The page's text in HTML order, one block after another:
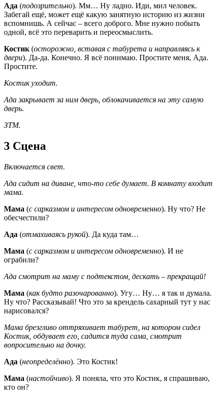
Ада (подозрительно). Мм… Ну ладно. Иди, мил человек.
Забегай ещё, может ещё какую занятную историю из жизни
вспомнишь. А сейчас – всего доброго. Мне нужно побыть
одной, всё это переварить и переосмыслить.
Костик (осторожно, вставая с табурета и направляясь к
двери). Да-да. Конечно. Я всё понимаю. Простите меня, Ада.
Простите.
Костик уходит.
Ада закрывает за ним дверь, облокачивается на эту самую
дверь.
ЗТМ.
3 Сцена
Включается свет.
Ада сидит на диване, что-то себе думает. В комнату входит
мама.
Мама (с сарказмом и интересом одновременно). Ну что? Не
обесчестили?
Ада (отмахиваясь рукой). Да куда там…
Мама (с сарказмом и интересом одновременно). И не
ограбили?
Ада смотрит на маму с подтекстом, дескать – прекращай!
Мама (как будто разочарованно). Угу… Ну… я так и думала.
Ну что? Рассказывай! Что это за крендель сахарный тут у нас
нарисовался?
Мама брезгливо оттряхивает табурет, на котором сидел
Костик, обдувает его, садится туда сама, смотрит
вопросительно на дочку.
Ада (неопределённо). Это Костик!
Мама (настойчиво). Я поняла, что это Костик, я спрашиваю,
кто он?